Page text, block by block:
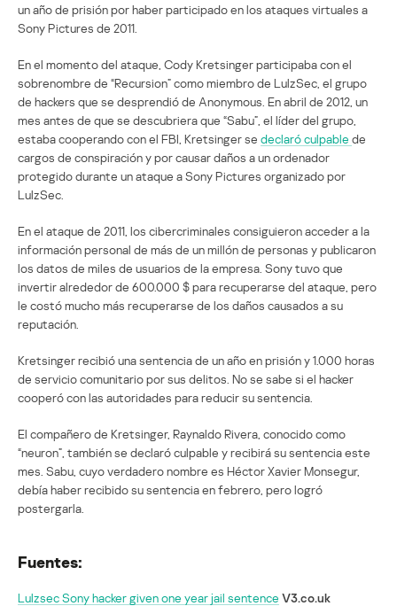
un año de prisión por haber participado en los ataques virtuales a
Sony Pictures de 2011.
En el momento del ataque, Cody Kretsinger participaba con el
sobrenombre de “Recursion” como miembro de LulzSec, el grupo
de hackers que se desprendió de Anonymous. En abril de 2012, un
mes antes de que se descubriera que “Sabu”, el líder del grupo,
estaba cooperando con el FBI, Kretsinger se declaró culpable de
cargos de conspiración y por causar daños a un ordenador
protegido durante un ataque a Sony Pictures organizado por
LulzSec.
En el ataque de 2011, los cibercriminales consiguieron acceder a la
información personal de más de un millón de personas y publicaron
los datos de miles de usuarios de la empresa. Sony tuvo que
invertir alrededor de 600.000 $ para recuperarse del ataque, pero
le costó mucho más recuperarse de los daños causados a su
reputación.
Kretsinger recibió una sentencia de un año en prisión y 1.000 horas
de servicio comunitario por sus delitos. No se sabe si el hacker
cooperó con las autoridades para reducir su sentencia.
El compañero de Kretsinger, Raynaldo Rivera, conocido como
“neuron”, también se declaró culpable y recibirá su sentencia este
mes. Sabu, cuyo verdadero nombre es Héctor Xavier Monsegur,
debía haber recibido su sentencia en febrero, pero logró
postergarla.
Fuentes:
Lulzsec Sony hacker given one year jail sentence V3.co.uk